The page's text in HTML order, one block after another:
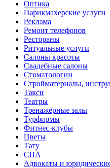
Оптика
Парикмахерские услуги
Реклама
Ремонт телефонов
Рестораны
Ритуальные услуги
Салоны красоты
Свадебные салоны
Стоматологии
Стройматериалы,
Такси
Театры
Тренажёрные залы
Турфирмы
Фитнес-клубы
Цветы
Тату
СПА
Адвокаты и